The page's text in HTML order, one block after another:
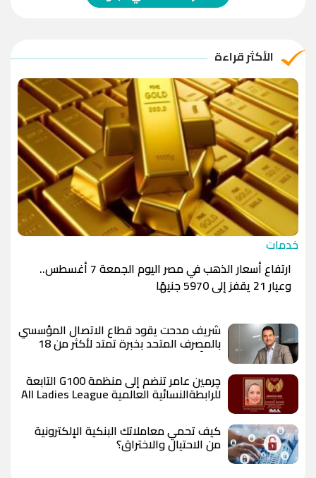
الريال القطري
الدينار الأردني
-1.0000
-1.0000
الأكثر قراءة
خدمات
ارتفاع أسعار الذهب في مصر اليوم الجمعة 7 أغسطس..
وعيار 21 يقفز إلى 5970 جنيهًا
شريف مدحت يقود قطاع الاتصال المؤسسي
بالمصرف المتحد بخبرة تمتد لأكثر من 18
عاماً
چرمين عامر تنضم إلى منظمة G100 التابعة
للرابطةالنسائية العالمية All Ladies League
عن الإعلام الرقمي والتجارة الإلكترونية
كيف تحمي معاملاتك البنكية الإلكترونية
من الاحتيال والاختراق؟